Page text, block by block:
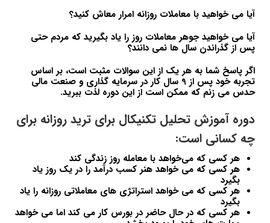
آیا می خواهید با معاملات روزانه امرار معاش کنید؟
آیا می خواهید جوهر معاملات روز را یاد بگیرید که مردم حتی
پس از گذراندن سال ها نمی دانند؟
اگر پاسخ شما به هر یک از این سوالات مثبت است، بر اساس
تجربه خود پس از 9 سال کار در سرمایه گذاری و صنعت مالی
حدس می زنم که ممکن است از این دوره لذت ببرید.
دوره آموزش تحلیل تکنیکال برای ترید روزانه برای
چه کسانی است:
هر کسی که می‌خواهد با معامله روز زندگی کند
هر کسی که می خواهد هنر کسب درآمد را در یک روز یاد
بگیرد
هر کسی که می خواهد استراتژی های معاملاتی روزانه را یاد
بگیرد
هر کسی که در حال حاضر در بورس کار می کند اما می خواهد